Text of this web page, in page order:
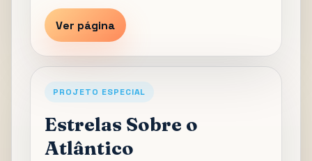
Ver página
PROJETO ESPECIAL
Estrelas Sobre o
Atlântico